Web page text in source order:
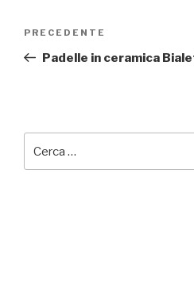
Articolo
precedente:
PRECEDENTE
Padelle in ceramica